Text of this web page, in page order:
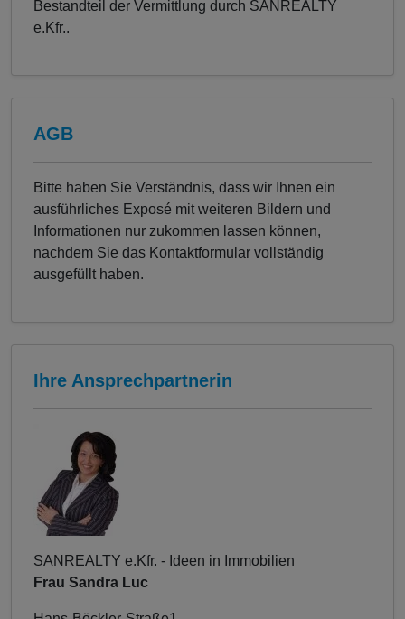
Bestandteil der Vermittlung durch SANREALTY
e.Kfr..
AGB
Bitte haben Sie Verständnis, dass wir Ihnen ein
ausführliches Exposé mit weiteren Bildern und
Informationen nur zukommen lassen können,
nachdem Sie das Kontaktformular vollständig
ausgefüllt haben.
Ihre Ansprechpartnerin
SANREALTY e.Kfr. - Ideen in Immobilien
Frau Sandra Luc